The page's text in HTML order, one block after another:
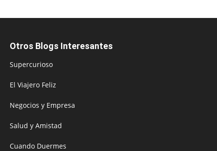
Otros Blogs Interesantes
Supercurioso
El Viajero Feliz
Negocios y Empresa
Salud y Amistad
Cuando Duermes